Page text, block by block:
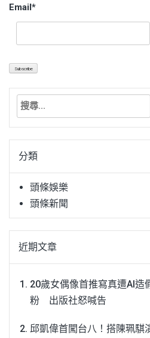
Email*
搜
關
字:分類
頭條娛樂
頭條新聞
近期文章
20歲女偶像首推寫真遭AI造
粉 出版社怒喊告
邱凱偉首闖台八！搭陳珮